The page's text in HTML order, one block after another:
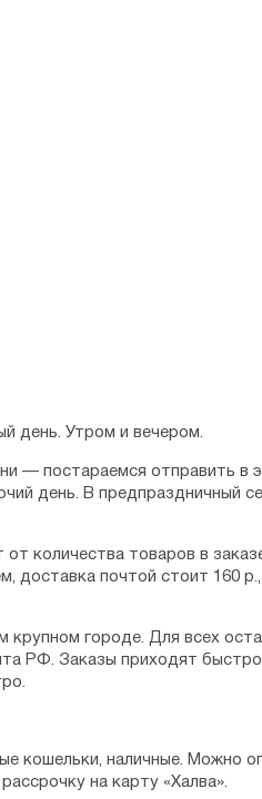
день. Утром и вечером.
— постараемся отправить в
день. В предпраздничный
от количества товаров в
доставка почтой стоит 160
крупном городе. Для всех
РФ. Заказы приходят
кошельки, наличные. Можно
на карту «Халва».